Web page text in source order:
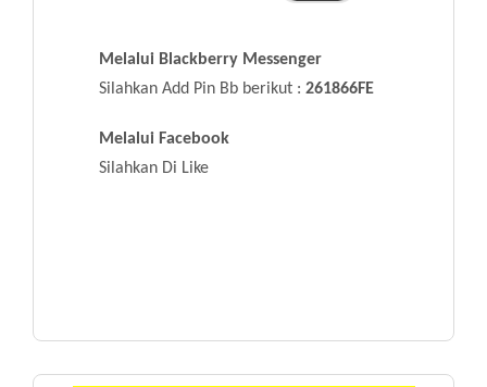
Melalui Blackberry Messenger
Silahkan Add Pin Bb berikut : 261866FE
Melalui Facebook
Silahkan Di Like